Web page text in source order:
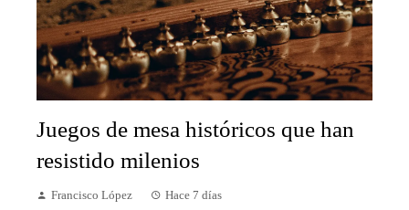
Juegos de mesa históricos que han
resistido milenios
Francisco López Hace 7 días